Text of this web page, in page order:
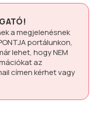
a megjelenésnek
portálunkon,
lehet, hogyNEM
az
címen kérhet vagy